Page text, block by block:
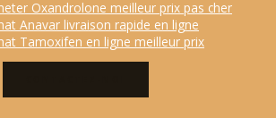
Oxandrolone meilleur prix pas cher
Anavar livraison rapide en ligne
Tamoxifen en ligne meilleur prix